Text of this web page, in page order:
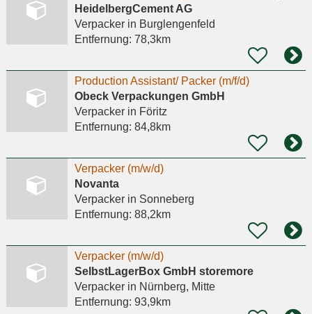
HeidelbergCement AG
Verpackerin Burglengenfeld
Entfernung: 78,3km
Production Assistant/ Packer (m/f/d)
Obeck Verpackungen GmbH
Verpackerin Föritz
Entfernung: 84,8km
Verpacker (m/w/d)
Novanta
Verpackerin Sonneberg
Entfernung: 88,2km
Verpacker (m/w/d)
SelbstLagerBox GmbH storemore
Verpackerin Nürnberg, Mitte
Entfernung: 93,9km